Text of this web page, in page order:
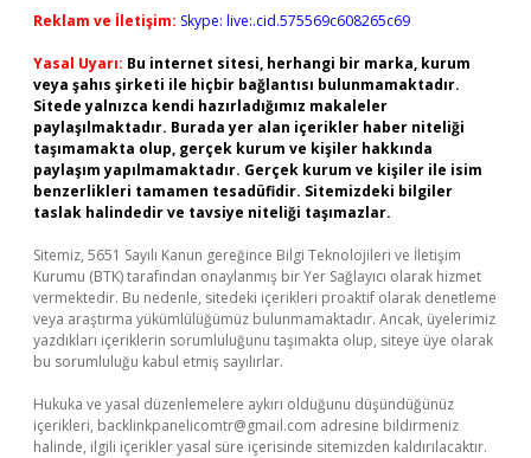
Reklam ve İletişim: Skype: live:.cid.575569c608265c69
Yasal Uyarı: Bu internet sitesi, herhangi bir marka, kurum
veya şahıs şirketi ile hiçbir bağlantısı bulunmamaktadır.
Sitede yalnızca kendi hazırladığımız makaleler
paylaşılmaktadır. Burada yer alan içerikler haber niteliği
taşımamakta olup, gerçek kurum ve kişiler hakkında
paylaşım yapılmamaktadır. Gerçek kurum ve kişiler ile isim
benzerlikleri tamamen tesadüfidir. Sitemizdeki bilgiler
taslak halindedir ve tavsiye niteliği taşımazlar.
Sitemiz, 5651 Sayılı Kanun gereğince Bilgi Teknolojileri ve İletişim
Kurumu (BTK) tarafından onaylanmış bir Yer Sağlayıcı olarak hizmet
vermektedir. Bu nedenle, sitedeki içerikleri proaktif olarak denetleme
veya araştırma yükümlülüğümüz bulunmamaktadır. Ancak, üyelerimiz
yazdıkları içeriklerin sorumluluğunu taşımakta olup, siteye üye olarak
bu sorumluluğu kabul etmiş sayılırlar.
Hukuka ve yasal düzenlemelere aykırı olduğunu düşündüğünüz
içerikleri, backlinkpanelicomtr@gmail.com adresine bildirmeniz
halinde, ilgili içerikler yasal süre içerisinde sitemizden kaldırılacaktır.